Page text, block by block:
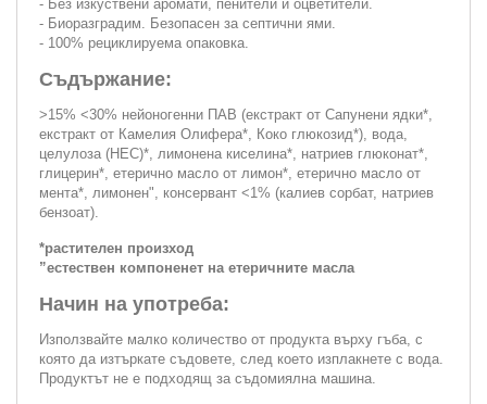
- Без изкуствени аромати, пенители и оцветители.
- Биоразградим. Безопасен за септични ями.
- 100% рециклируема опаковка.
Съдържание:
>15% <30% нейоногенни ПАВ (екстракт от Сапунени ядки*,
екстракт от Камелия Олифера*, Коко глюкозид*), вода,
целулоза (HEC)*, лимонена киселина*, натриев глюконат*,
глицерин*, етерично масло от лимон*, етерично масло от
мента*, лимонен", консервант <1% (калиев сорбат, натриев
бензоат).
*растителен произход
”естествен компоненет на етеричните масла
Начин на употреба:
Използвайте малко количество от продукта върху гъба, с
която да изтъркате съдовете, след което изплакнете с вода.
Продуктът не е подходящ за съдомиялна машина.